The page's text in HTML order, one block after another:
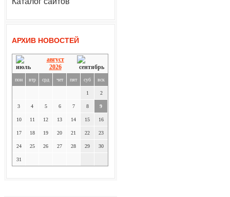
АРХИВ НОВОСТЕЙ
август
2026
пон втр срд чет пят суб вск
1 2
3 4 5 6 7 8 9
10 11 12 13 14 15 16
17 18 19 20 21 22 23
24 25 26 27 28 29 30
31